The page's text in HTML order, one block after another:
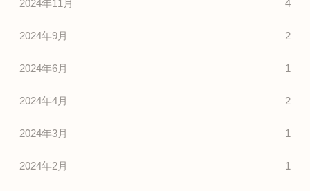
2024年11月 4
2024年9月 2
2024年6月 1
2024年4月 2
2024年3月 1
2024年2月 1